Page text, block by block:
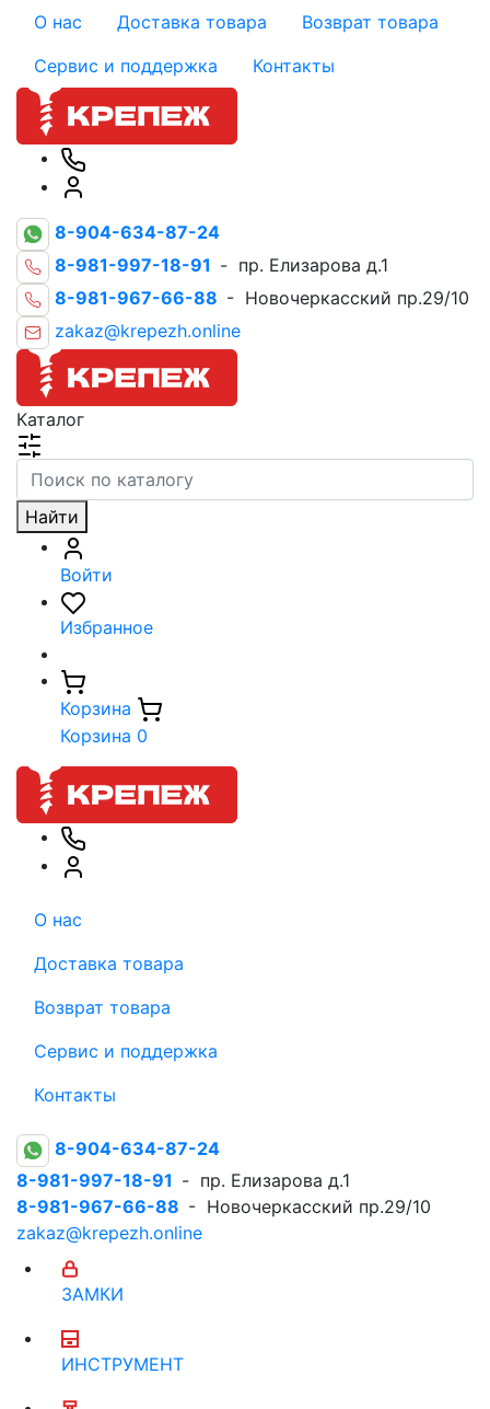
О нас Доставка товара
Возврат товара
Сервис и поддержка
Контакты
8-904-634-87-24
8-981-997-18-91 - пр. Елизарова д.1
8-981-967-66-88 - Новочеркасский пр.29/10
zakaz@krepezh.online
Каталог
Найти
Войти
Избранное
Корзина
Корзина 0
О нас
Доставка товара
Возврат товара
Сервис и поддержка
Контакты
8-904-634-87-24
8-981-997-18-91 - пр. Елизарова д.1
8-981-967-66-88 - Новочеркасский пр.29/10
zakaz@krepezh.online
ЗАМКИ
ИНСТРУМЕНТ